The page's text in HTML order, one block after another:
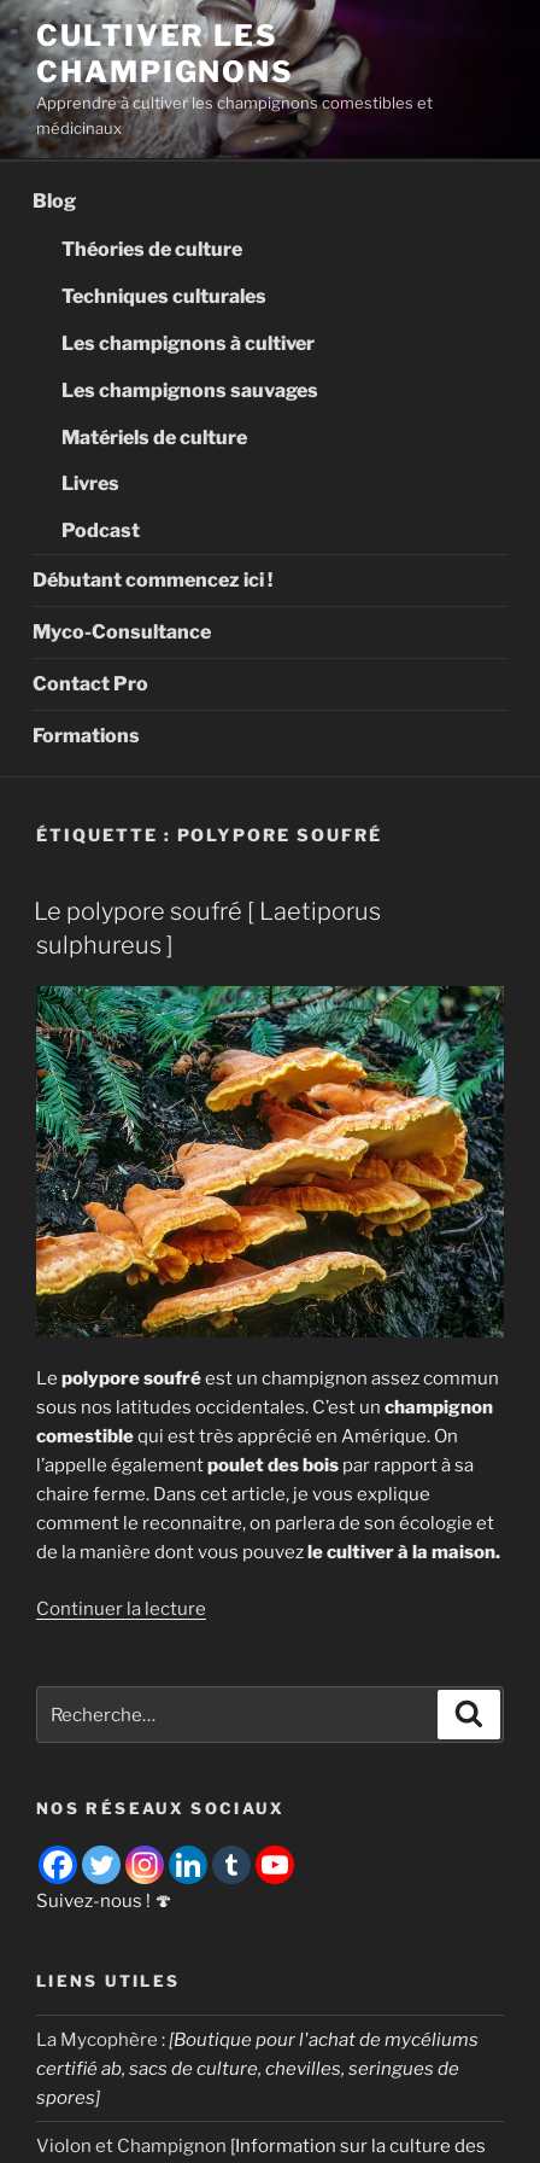
Aller
au
contenu
principal
CULTIVER LES
CHAMPIGNONS
Apprendre à cultiver les champignons comestibles et
médicinaux
Blog
Théories de culture
Techniques culturales
Les champignons à cultiver
Les champignons sauvages
Matériels de culture
Livres
Podcast
Débutant commencez ici !
Myco-Consultance
Contact Pro
Formations
ÉTIQUETTE : POLYPORE SOUFRÉ
Le polypore soufré [ Laetiporus
sulphureus ]
Le polypore soufréest un champignon assez commun
sous nos latitudes occidentales. C’est un champignon
comestiblequi est très apprécié en Amérique. On
l’appelle égalementpoulet des bois par rapport à sa
chaire ferme. Dans cet article, je vous explique
comment le reconnaitre, on parlera de son écologie et
de la manière dont vous pouvez le cultiver à la maison.
Continuer la lecture
soufré
] »
NOS RÉSEAUX SOCIAUX
Suivez-nous ! 🍄
LIENS UTILES
La Mycophère :[Boutique pour l'achat de mycéliums
certifié ab, sacs de culture, chevilles, seringues de
spores]
Violon et Champignon [Information sur la culture des